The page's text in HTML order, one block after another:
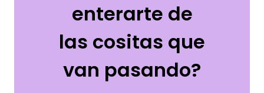
enterarte de
las cositas que
van pasando?